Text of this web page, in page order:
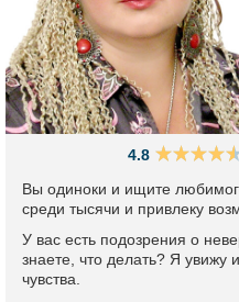
4.8
Вы одиноки и ищите
среди тысячи и привлеку
У вас есть подозрения о
знаете, что делать? Я увижу
чувства.